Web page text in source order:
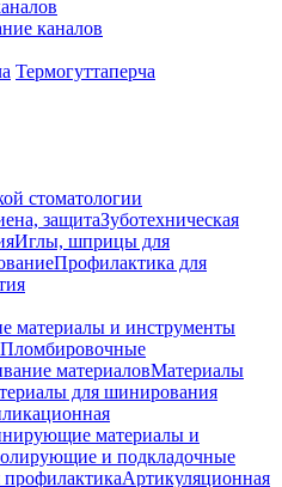
каналов
Термогуттаперча
стоматологии
защитаЗуботехническая
Иглы, шприцы для
Профилактика для
материалы и инструменты
Пломбировочные
материаловМатериалы
для шинирования
материалы и
и подкладочные
Артикуляционная